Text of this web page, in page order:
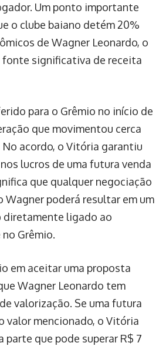
Um ponto importante
o clube baiano detém 20%
de Wagner Leonardo, o
fonte significativa de receita
para o Grêmio no início de
que movimentou cerca
No acordo, o Vitória garantiu
lucros de uma futura venda
que qualquer negociação
poderá resultar em um
diretamente ligado ao
Grêmio.
em aceitar uma proposta
Wagner Leonardo tem
valorização. Se uma futura
valor mencionado, o Vitória
parte que pode superar R$ 7